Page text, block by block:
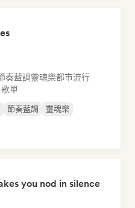
奏藍調靈魂樂都市流行
單
節奏藍調
靈魂樂
you nod in silence